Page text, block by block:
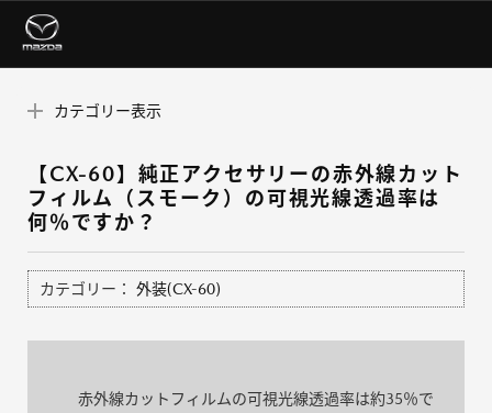
カテゴリー表示
【CX-60】純正アクセサリーの赤外線カット
フィルム（スモーク）の可視光線透過率は
何％ですか？
カテゴリー： 外装(CX-60)
赤外線カットフィルムの可視光線透過率は約35％で